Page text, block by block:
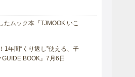
たムック本『TJMOOK いこ
1年間“くり返し”使える、子
BOOK』7月6日